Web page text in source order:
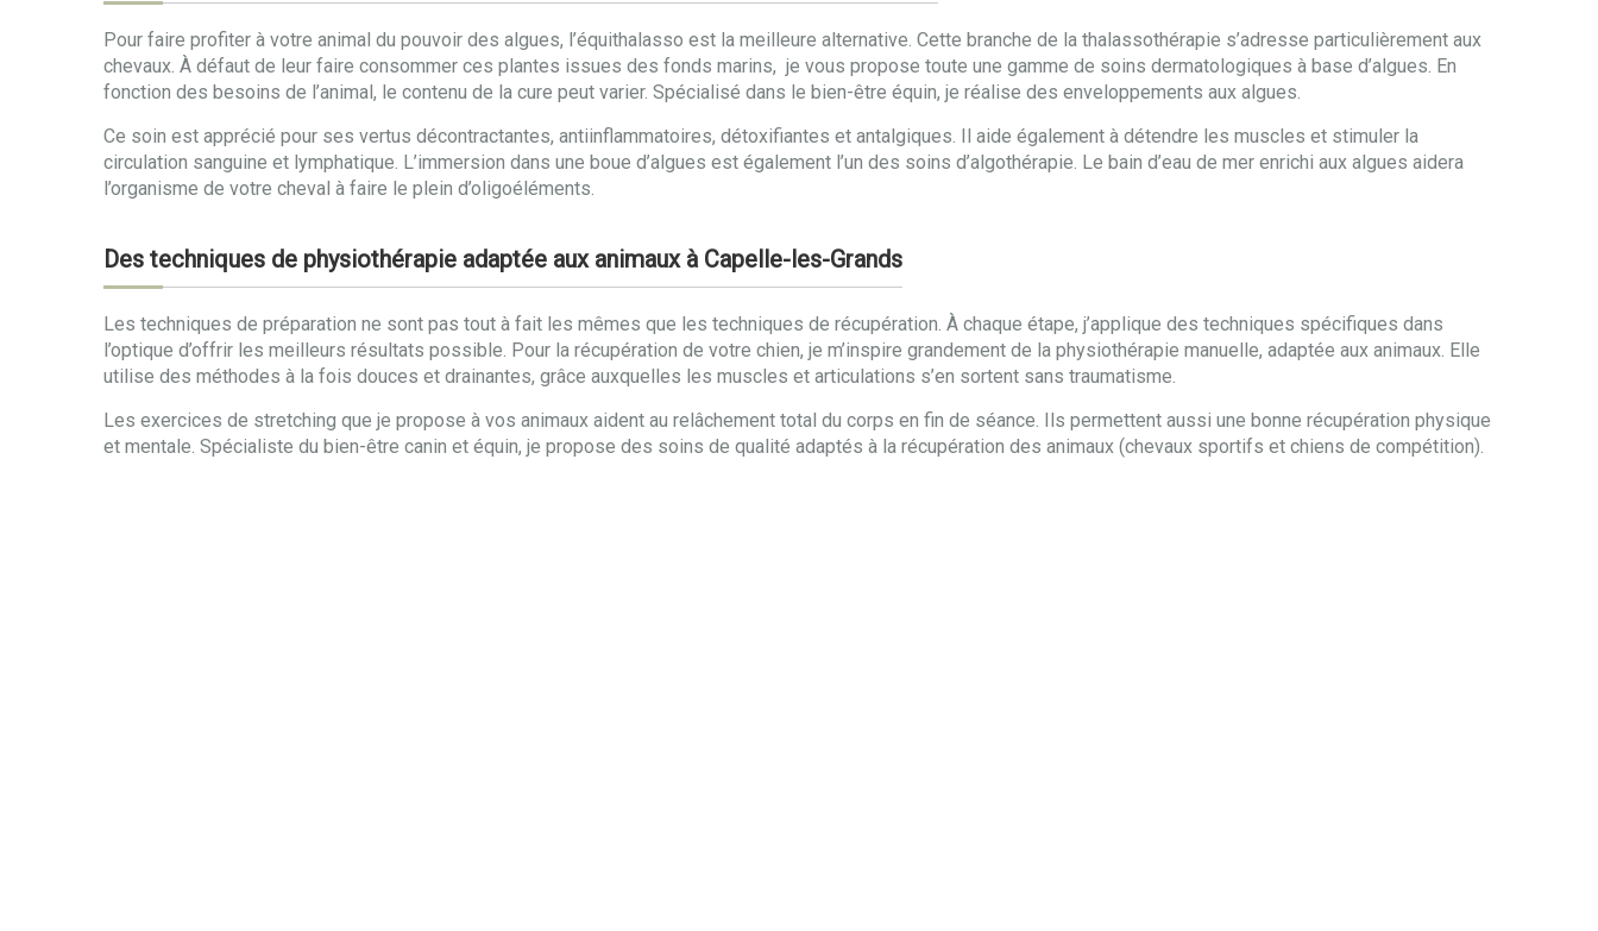
Pour faire profiter à votre animal du pouvoir des algues, l’équithalasso est la meilleure alternative. Cette branche de la thalassothérapie s’adresse particulièrement aux
chevaux. À défaut de leur faire consommer ces plantes issues des fonds marins, je vous propose toute une gamme de soins dermatologiques à base d’algues. En
fonction des besoins de l’animal, le contenu de la cure peut varier. Spécialisé dans le bien-être équin, je réalise des enveloppements aux algues.
Ce soin est apprécié pour ses vertus décontractantes, antiinflammatoires, détoxifiantes et antalgiques. Il aide également à détendre les muscles et stimuler la
circulation sanguine et lymphatique. L’immersion dans une boue d’algues est également l’un des soins d’algothérapie. Le bain d’eau de mer enrichi aux algues aidera
l’organisme de votre cheval à faire le plein d’oligoéléments.
Des techniques de physiothérapie adaptée aux animaux à Capelle-les-Grands
Les techniques de préparation ne sont pas tout à fait les mêmes que les techniques de récupération. À chaque étape, j’applique des techniques spécifiques dans
l’optique d’offrir les meilleurs résultats possible. Pour la récupération de votre chien, je m’inspire grandement de la physiothérapie manuelle, adaptée aux animaux. Elle
utilise des méthodes à la fois douces et drainantes, grâce auxquelles les muscles et articulations s’en sortent sans traumatisme.
Les exercices de stretching que je propose à vos animaux aident au relâchement total du corps en fin de séance. Ils permettent aussi une bonne récupération physique
et mentale. Spécialiste du bien-être canin et équin, je propose des soins de qualité adaptés à la récupération des animaux (chevaux sportifs et chiens de compétition).